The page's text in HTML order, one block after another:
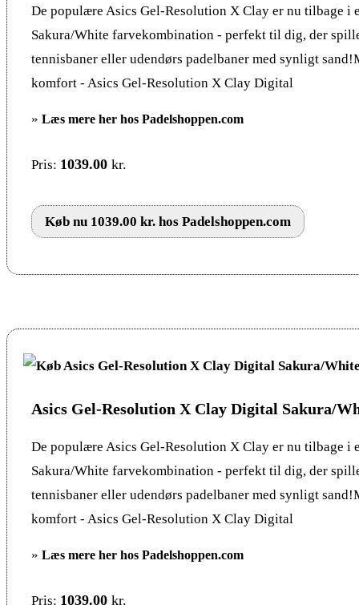
De populære Asics Gel-Resolution X Clay er nu tilbage i
Sakura/White farvekombination - perfekt til dig, der
tennisbaner eller udendørs padelbaner med synligt
komfort - Asics Gel-Resolution X Clay Digital
» Læs mere her hos Padelshoppen.com
Pris: 1039.00 kr.
Køb nu 1039.00 kr. hos Padelshoppen.com
Asics Gel-Resolution X Clay Digital Sakura/
De populære Asics Gel-Resolution X Clay er nu tilbage i
Sakura/White farvekombination - perfekt til dig, der
tennisbaner eller udendørs padelbaner med synligt
komfort - Asics Gel-Resolution X Clay Digital
» Læs mere her hos Padelshoppen.com
Pris: 1039.00 kr.